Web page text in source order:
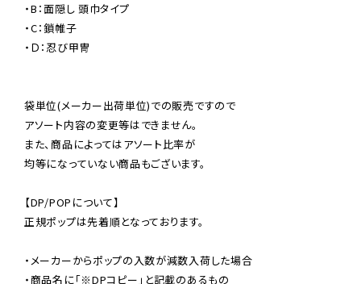
・B：面隠し 頭巾タイプ
・C：鎖帷子
・Ｄ：忍び甲冑
袋単位(メーカー出荷単位)での販売ですので
アソート内容の変更等はできません。
また、商品によってはアソート比率が
均等になっていない商品もございます。
【DP/POPについて】
正規ポップは先着順となっております。
・メーカーからポップの入数が減数入荷した場合
・商品名に「※DPコピー」と記載のあるもの